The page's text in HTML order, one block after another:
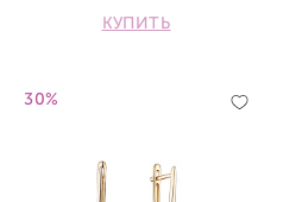
КУПИТЬ
30%